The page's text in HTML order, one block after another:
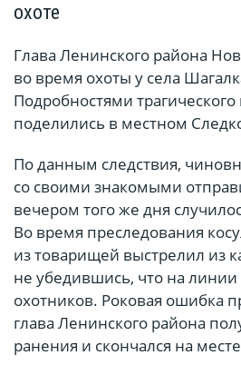
охоте
Глава Ленинского района
во время охоты у села
Подробностями
поделились в местном
По данным следствия,
со своими знакомыми
вечером того же дня
Во время преследования
из товарищей выстрелил из
не убедившись, что на линии
охотников. Роковая ошибка
глава Ленинского района
ранения и скончался на